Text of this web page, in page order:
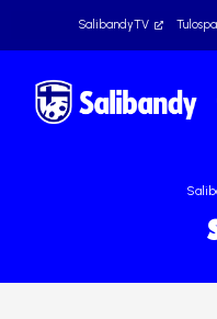
SalibandyTV